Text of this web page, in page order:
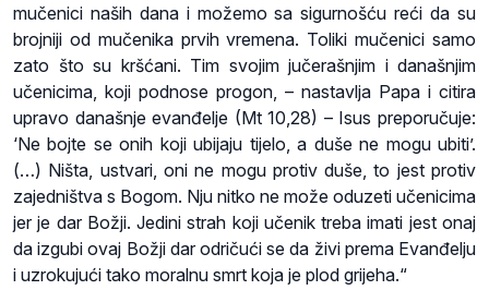
mučenici naših dana i možemo sa sigurnošću reći da su
brojniji od mučenika prvih vremena. Toliki mučenici samo
zato što su kršćani. Tim svojim jučerašnjim i današnjim
učenicima, koji podnose progon, – nastavlja Papa i citira
upravo današnje evanđelje (Mt 10,28) – Isus preporučuje:
‘Ne bojte se onih koji ubijaju tijelo, a duše ne mogu ubiti’.
(…) Ništa, ustvari, oni ne mogu protiv duše, to jest protiv
zajedništva s Bogom. Nju nitko ne može oduzeti učenicima
jer je dar Božji. Jedini strah koji učenik treba imati jest onaj
da izgubi ovaj Božji dar odričući se da živi prema Evanđelju
i uzrokujući tako moralnu smrt koja je plod grijeha.“